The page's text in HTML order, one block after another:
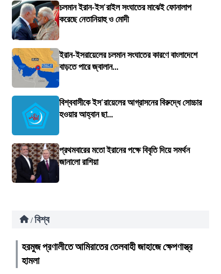
চলমান ইরান-ইস'রাইল সংঘাতের মাঝেই ফোনালাপ
করেছে নেতানিয়াহু ও মোদী
ইরান-ইসরায়েলের চলমান সংঘাতের কারণে বাংলাদেশে
বাড়তে পারে জ্বালান...
বিশ্ববাসীকে ইস'রায়েলের আগ্রাসনের বিরুদ্ধে সোচ্চার
হওয়ার আহ্বান ছা...
প্রথমবারের মতো ইরানের পক্ষে বিবৃতি দিয়ে সমর্থন
জানালো রাশিয়া
/ বিশ্ব
হরমুজ প্রণালীতে আমিরাতের তেলবাহী জাহাজে ক্ষেপণাস্ত্র
হামলা